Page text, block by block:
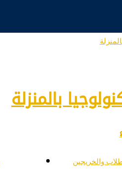
بالمنزلة
والخريجين